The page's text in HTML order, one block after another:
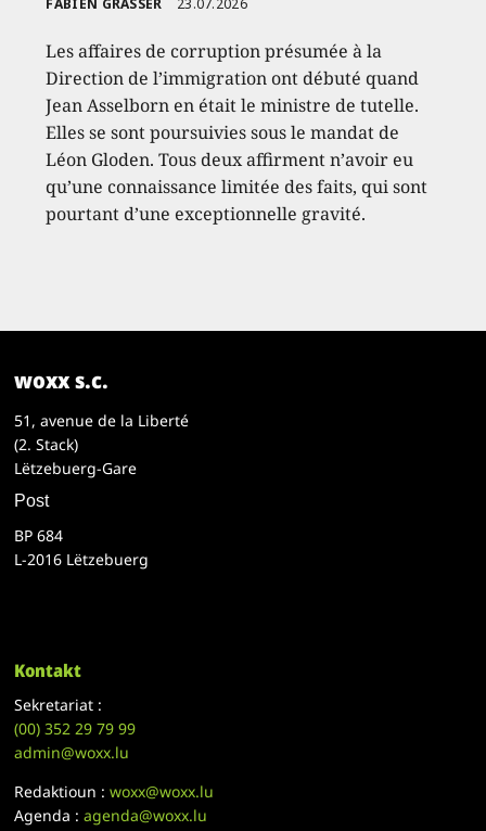
FABIEN GRASSER 23.07.2026
Les affaires de corruption présumée à la
Direction de l’immigration ont débuté quand
Jean Asselborn en était le ministre de tutelle.
Elles se sont poursuivies sous le mandat de
Léon Gloden. Tous deux affirment n’avoir eu
qu’une connaissance limitée des faits, qui sont
pourtant d’une exceptionnelle gravité.
woxx s.c.
51, avenue de la Liberté
(2. Stack)
Lëtzebuerg-Gare
Post
BP 684
L-2016 Lëtzebuerg
Kontakt
Sekretariat :
(00)352 29 79 99
admin@woxx.lu
Redaktioun :woxx@woxx.lu
Agenda :agenda@woxx.lu